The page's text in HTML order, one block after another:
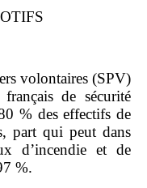
volontaires (SPV)
de sécurité
% des effectifs de
part qui peut dans
d’incendie et de
%.